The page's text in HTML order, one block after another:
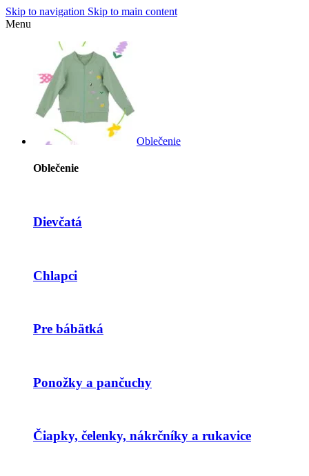
Skip to navigation Skip to main content
Menu
Oblečenie
Oblečenie
Dievčatá
Chlapci
Pre bábätká
Ponožky a pančuchy
Čiapky, čelenky, nákrčníky a rukavice